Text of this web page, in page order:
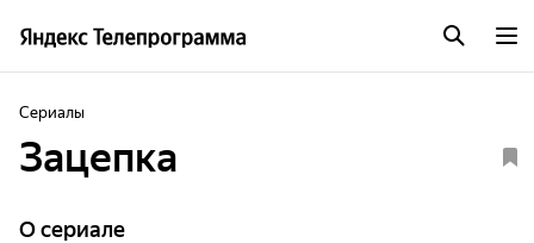
Сериалы
Зацепка
O сериале